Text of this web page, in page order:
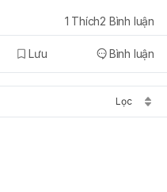
Lưu Bình luận
1 Thích2 Bình luận
Lọc